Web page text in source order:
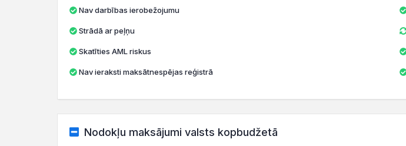
Nav darbības ierobežojumu
Strādā ar peļņu
Skatīties AML riskus
Nav ieraksti maksātnespējas reģistrā
Nodokļu maksājumi valsts kopbudžetā